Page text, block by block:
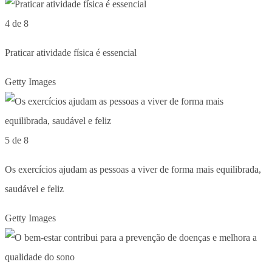
4 de 8
Praticar atividade física é essencial
Getty Images
5 de 8
Os exercícios ajudam as pessoas a viver de forma mais equilibrada,
saudável e feliz
Getty Images